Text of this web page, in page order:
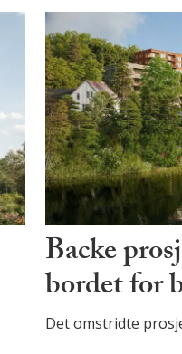
Backe
bordet for
Det omstridte